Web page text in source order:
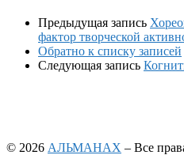
Предыдущая запись
фактор творческой
Обратно к списку записей
Следующая запись
© 2026 АЛЬМАНАХ – Все